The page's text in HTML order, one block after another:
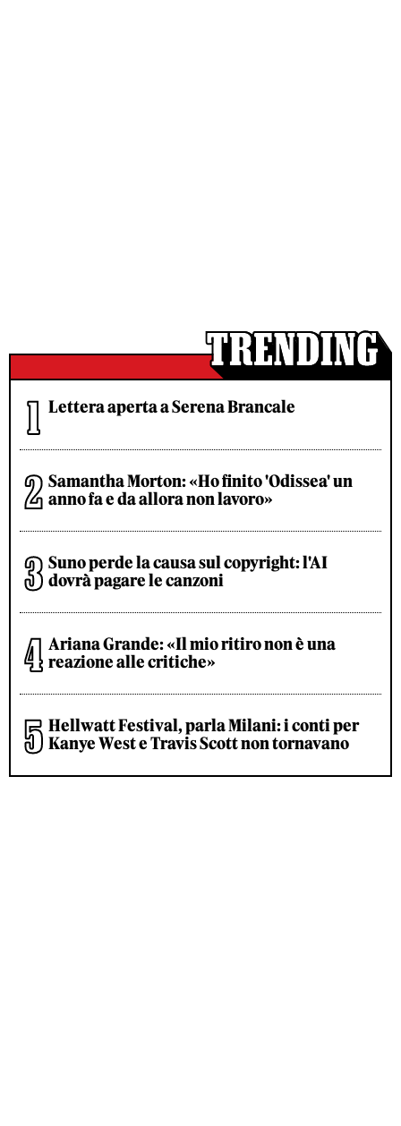
Lettera aperta a Serena Brancale
Samantha Morton: «Ho finito 'Odissea' un
anno fa e da allora non lavoro»
Suno perde la causa sul copyright: l'AI
dovrà pagare le canzoni
Ariana Grande: «Il mio ritiro non è una
reazione alle critiche»
Hellwatt Festival, parla Milani: i conti per
Kanye West e Travis Scott non tornavano